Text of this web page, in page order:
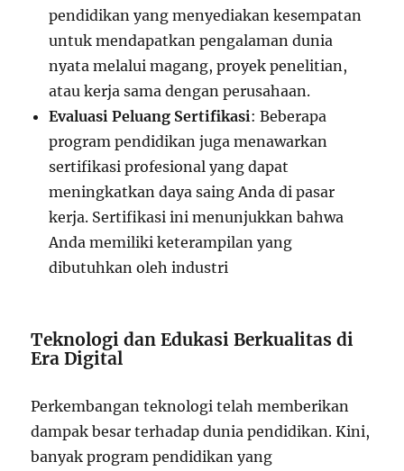
pendidikan yang menyediakan kesempatan
untuk mendapatkan pengalaman dunia
nyata melalui magang, proyek penelitian,
atau kerja sama dengan perusahaan.
Evaluasi Peluang Sertifikasi: Beberapa
program pendidikan juga menawarkan
sertifikasi profesional yang dapat
meningkatkan daya saing Anda di pasar
kerja. Sertifikasi ini menunjukkan bahwa
Anda memiliki keterampilan yang
dibutuhkan oleh industri
Teknologi dan Edukasi Berkualitas di
Era Digital
Perkembangan teknologi telah memberikan
dampak besar terhadap dunia pendidikan. Kini,
banyak program pendidikan yang